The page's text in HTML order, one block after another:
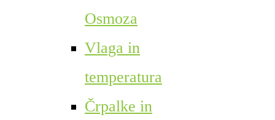
Osmoza
Vlaga in
temperatura
Črpalke in